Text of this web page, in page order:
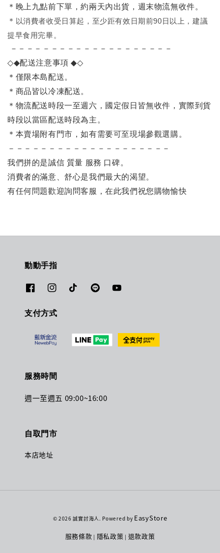
＊晚上九點前下單，約兩天內出貨，週末物流無收件。
＊ 以消費者收受日算起，至少距有效日期前90日以上，建議
提早食用完畢。
－－－－－－－－－－－－－－－－－－－－
◇◆配送注意事項◆◇
＊僅限本島配送。
＊商品皆以冷凍配送。
＊物流配送時段一至週六，國定假日皆無收件，實際到貨
時段以當區配送時段為主。
＊本賣場附有門市，如有需要可至現場參觀選購。
－－－－－－－－－－－－－－－－－－－－
我們拼的是誠信 質量 服務 口碑。
消費者的滿意、舒心是我們最大的渴望。
有任何問題歡迎詢問客服，在此我們祝您購物愉快
動動手指
支付方式
服務時間
週一至週五 09:00~16:00
自取門市
本店地址
© 2026 誠實討海人. Powered by EasyStore
服務條款 | 隱私政策 | 退款政策